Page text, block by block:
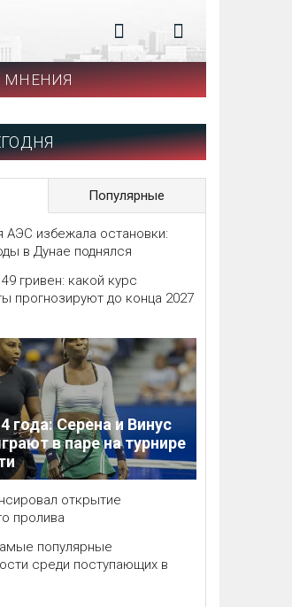
МНЕНИЯ
Популярные
АЭС избежала остановки:
в Дунае поднялся
гривен: какой курс
прогнозируют до конца 2027
года: Серена и Винус
в паре на турнире
открытие
пролива
популярные
среди поступающих в